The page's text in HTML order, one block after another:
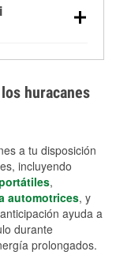
son
más
estancada y
son
huracanes
a tu disposición
incluyendo
,
automotrices, y
ayuda a
durante
prolongados.